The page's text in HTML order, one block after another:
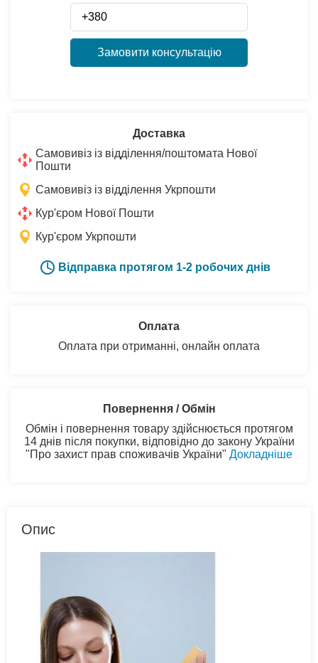
Замовити консультацію
Доставка
Самовивіз із відділення/поштомата Нової
Пошти
Самовивіз із відділення Укрпошти
Кур'єром Нової Пошти
Кур'єром Укрпошти
Відправка протягом 1-2 робочих днів
Оплата
Оплата при отриманні, онлайн оплата
Повернення / Обмін
Обмін і повернення товару здійснюється протягом
14 днів після покупки, відповідно до закону України
"Про захист прав споживачів України" Докладніше
Опис